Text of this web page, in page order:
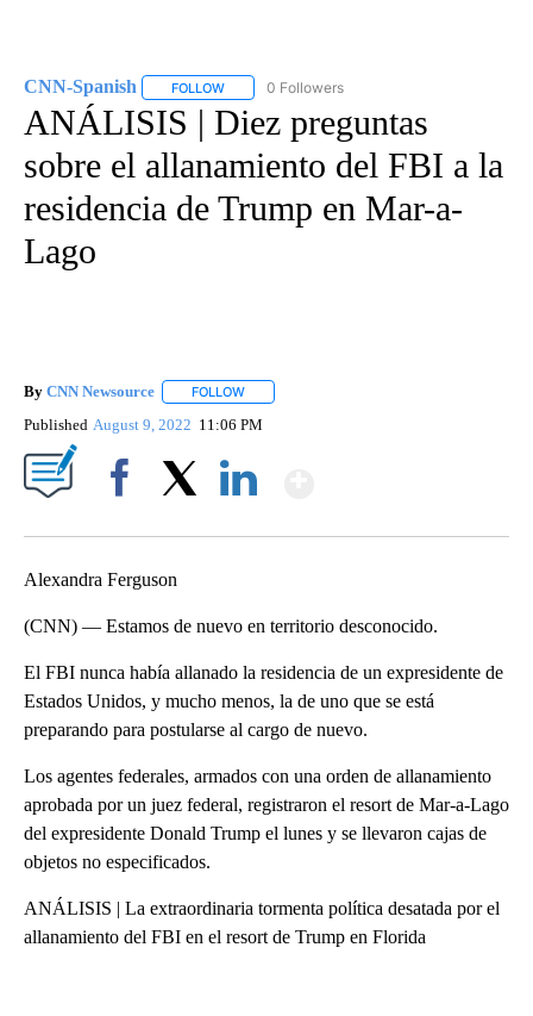
CNN-Spanish FOLLOW FOLLOW "CNN-SPANISH" TO RECEIVE
0 Followers
ANÁLISIS | Diez preguntas
sobre el allanamiento del FBI a la
residencia de Trump en Mar-a-
Lago
By CNN Newsource FOLLOW
Published August 9, 2022 11:06 PM
Alexandra Ferguson
(CNN) — Estamos de nuevo en territorio desconocido.
El FBI nunca había allanado la residencia de un expresidente de
Estados Unidos, y mucho menos, la de uno que se está
preparando para postularse al cargo de nuevo.
Los agentes federales, armados con una orden de allanamiento
aprobada por un juez federal, registraron el resort de Mar-a-Lago
del expresidente Donald Trump el lunes y se llevaron cajas de
objetos no especificados.
ANÁLISIS | La extraordinaria tormenta política desatada por el
allanamiento del FBI en el resort de Trump en Florida